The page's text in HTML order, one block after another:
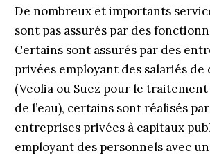
De nombreux et importants
sont pas assurés par des
Certains sont assurés par des
privées employant des salariés
(Veolia ou Suez pour le
de l’eau), certains sont réalisés
entreprises privées à capitaux
employant des personnels avec